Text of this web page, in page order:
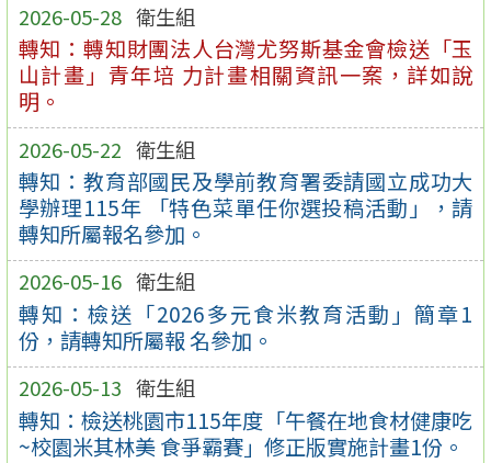
2026-05-28 衛生組
轉知：轉知財團法人台灣尤努斯基金會檢送「玉
山計畫」青年培 力計畫相關資訊一案，詳如說
明。
2026-05-22 衛生組
轉知：教育部國民及學前教育署委請國立成功大
學辦理115年 「特色菜單任你選投稿活動」，請
轉知所屬報名參加。
2026-05-16 衛生組
轉知：檢送「2026多元食米教育活動」簡章1
份，請轉知所屬報 名參加。
2026-05-13 衛生組
轉知：檢送桃園市115年度「午餐在地食材健康吃
~校園米其林美 食爭霸賽」修正版實施計畫1份。